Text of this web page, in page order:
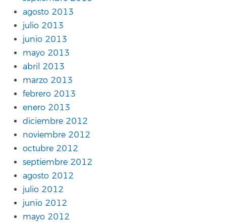
agosto 2013
julio 2013
junio 2013
mayo 2013
abril 2013
marzo 2013
febrero 2013
enero 2013
diciembre 2012
noviembre 2012
octubre 2012
septiembre 2012
agosto 2012
julio 2012
junio 2012
mayo 2012